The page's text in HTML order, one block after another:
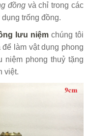
đồngvà chỉ trong các
trống đồng.
lưu niệm chúng tôi
làm vật dụng phong
niệm phong thuỷ tặng
việt.